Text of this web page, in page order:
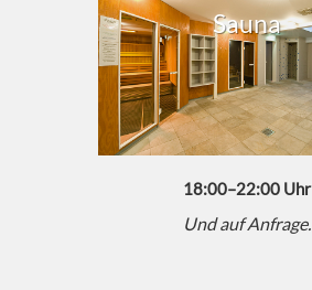
Sauna
18:00–22:00 Uhr
Und auf Anfrage.